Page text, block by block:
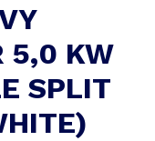
5,0 KW
SPLIT